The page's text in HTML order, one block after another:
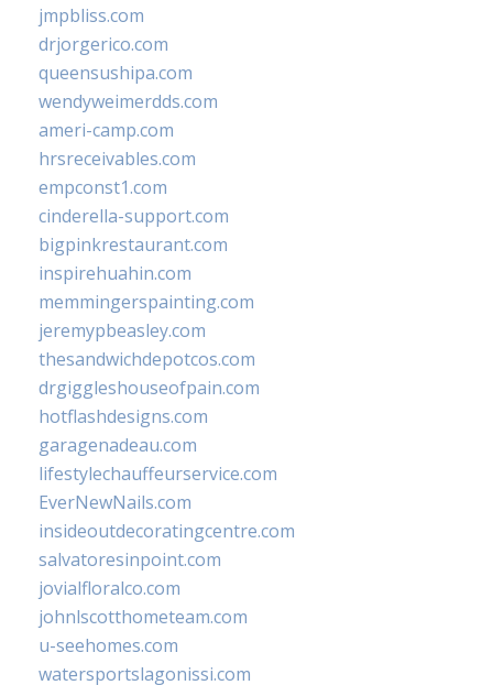
jmpbliss.com
drjorgerico.com
queensushipa.com
wendyweimerdds.com
ameri-camp.com
hrsreceivables.com
empconst1.com
cinderella-support.com
bigpinkrestaurant.com
inspirehuahin.com
memmingerspainting.com
jeremypbeasley.com
thesandwichdepotcos.com
drgiggleshouseofpain.com
hotflashdesigns.com
garagenadeau.com
lifestylechauffeurservice.com
EverNewNails.com
insideoutdecoratingcentre.com
salvatoresinpoint.com
jovialfloralco.com
johnlscotthometeam.com
u-seehomes.com
watersportslagonissi.com